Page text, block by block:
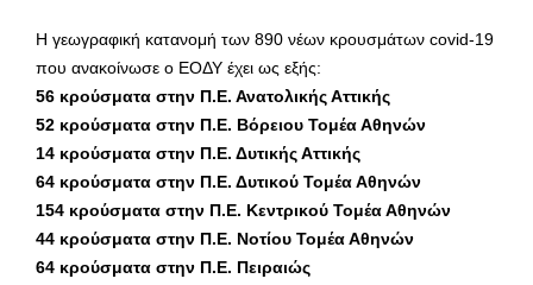
Η γεωγραφική κατανομή των 890 νέων κρουσμάτων covid-19
που ανακοίνωσε ο ΕΟΔΥ έχει ως εξής:
56 κρούσματα στην Π.Ε. Ανατολικής Αττικής
52 κρούσματα στην Π.Ε. Βόρειου Τομέα Αθηνών
14 κρούσματα στην Π.Ε. Δυτικής Αττικής
64 κρούσματα στην Π.Ε. Δυτικού Τομέα Αθηνών
154 κρούσματα στην Π.Ε. Κεντρικού Τομέα Αθηνών
44 κρούσματα στην Π.Ε. Νοτίου Τομέα Αθηνών
64 κρούσματα στην Π.Ε. Πειραιώς